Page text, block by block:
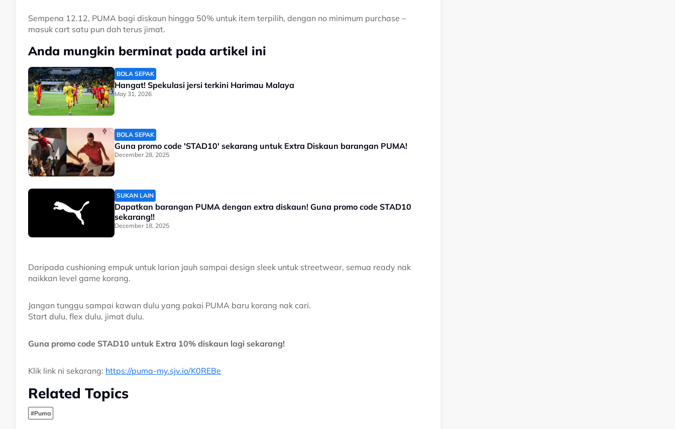
Sempena 12.12, PUMA bagi diskaun hingga 50% untuk item terpilih, dengan no minimum purchase –
masuk cart satu pun dah terus jimat.
Anda mungkin berminat pada artikel ini
BOLA SEPAK
Hangat! Spekulasi jersi terkini Harimau Malaya
May 31, 2026
BOLA SEPAK
Guna promo code 'STAD10' sekarang untuk Extra Diskaun barangan PUMA!
December 28, 2025
SUKAN LAIN
Dapatkan barangan PUMA dengan extra diskaun! Guna promo code STAD10
sekarang!!
December 18, 2025
Daripada cushioning empuk untuk larian jauh sampai design sleek untuk streetwear, semua ready nak
naikkan level game korang.
Jangan tunggu sampai kawan dulu yang pakai PUMA baru korang nak cari.
Start dulu, flex dulu, jimat dulu.
Guna promo code STAD10 untuk Extra 10% diskaun lagi sekarang!
Klik link ni sekarang: https://puma-my.sjv.io/K0REBe
Related Topics
#Puma